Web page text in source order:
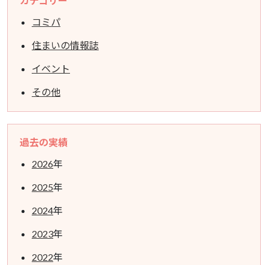
コミパ
住まいの情報誌
イベント
その他
過去の実績
2026年
2025年
2024年
2023年
2022年